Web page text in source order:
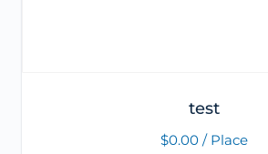
test
$0.00 / Place